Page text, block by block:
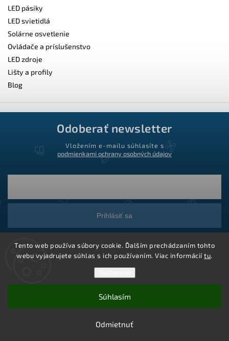
Tento web používa súbory cookie. Ďalším prechádzaním tohto
webu vyjadrujete súhlas s ich používaním. Viac informáciítu.
Odmietnuť
Súhlasím
LED pásiky
LED svietidlá
Solárne osvetlenie
Ovládače a príslušenstvo
LED zdroje
Lišty a profily
Blog
Odoberať newsletter
Vložením e-mailu súhlasíte s
podmienkami ochrany osobných údajov
Prihlásiť sa
Vytvoril Shoptet